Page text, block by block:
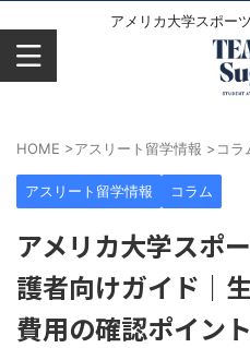
アメリカ大学スポー
HOME >アスリート留学情報 >コラ
アスリート留学情報 コラム
アメリカ大学スポ
護者向けガイド｜
費用の確認ポイント